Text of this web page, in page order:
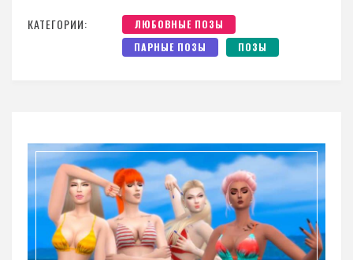
КАТЕГОРИИ:
ЛЮБОВНЫЕ ПОЗЫ
ПАРНЫЕ ПОЗЫ
ПОЗЫ